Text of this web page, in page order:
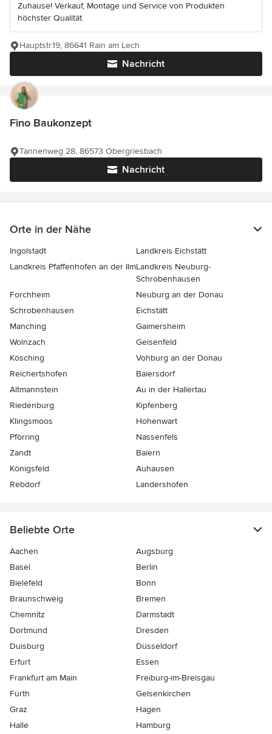
Zuhause! Verkauf, Montage und Service von Produkten
höchster Qualität.
Nachricht
Hauptstr.19, 86641 Rain am Lech
Fino Baukonzept
Nachricht
Tannenweg 28, 86573 Obergriesbach
Orte in der Nähe
Ingolstadt
Landkreis Eichstätt
Landkreis Pfaffenhofen an der IlmLandkreis Neuburg-
Schrobenhausen
Forchheim
Neuburg an der Donau
Schrobenhausen
Eichstätt
Manching
Gaimersheim
Wolnzach
Geisenfeld
Kösching
Vohburg an der Donau
Reichertshofen
Baiersdorf
Altmannstein
Au in der Hallertau
Riedenburg
Kipfenberg
Klingsmoos
Hohenwart
Pförring
Nassenfels
Zandt
Baiern
Königsfeld
Auhausen
Rebdorf
Landershofen
Beliebte Orte
Aachen
Augsburg
Basel
Berlin
Bielefeld
Bonn
Braunschweig
Bremen
Chemnitz
Darmstadt
Dortmund
Dresden
Duisburg
Düsseldorf
Erfurt
Essen
Frankfurt am Main
Freiburg-im-Breisgau
Fürth
Gelsenkirchen
Graz
Hagen
Halle
Hamburg